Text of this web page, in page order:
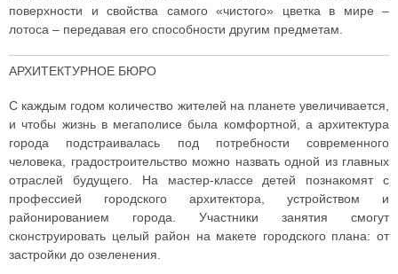
поверхности и свойства самого «чистого» цветка в мире –
лотоса – передавая его способности другим предметам.
АРХИТЕКТУРНОЕ БЮРО
С каждым годом количество жителей на планете увеличивается,
и чтобы жизнь в мегаполисе была комфортной, а архитектура
города подстраивалась под потребности современного
человека, градостроительство можно назвать одной из главных
отраслей будущего. На мастер-классе детей познакомят с
профессией городского архитектора, устройством и
районированием города. Участники занятия смогут
сконструировать целый район на макете городского плана: от
застройки до озеленения.